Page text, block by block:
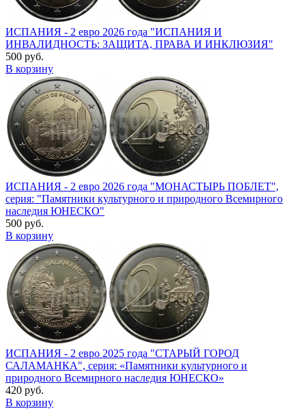
ИСПАНИЯ - 2 евро 2026 года "ИСПАНИЯ И
ИНВАЛИДНОСТЬ: ЗАЩИТА, ПРАВА И ИНКЛЮЗИЯ"
500 руб.
В корзину
ИСПАНИЯ - 2 евро 2026 года "МОНАСТЫРЬ ПОБЛЕТ",
серия: "Памятники культурного и природного Всемирного
наследия ЮНЕСКО"
500 руб.
В корзину
ИСПАНИЯ - 2 евро 2025 года "СТАРЫЙ ГОРОД
САЛАМАНКА", серия: «Памятники культурного и
природного Всемирного наследия ЮНЕСКО»
420 руб.
В корзину